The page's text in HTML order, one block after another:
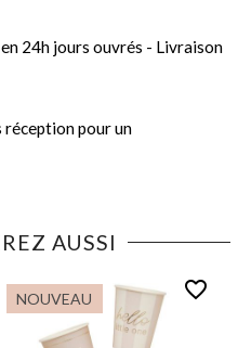
24h jours ouvrés - Livraison
réception pour un
AUSSI
NOUVEAU favorite_border